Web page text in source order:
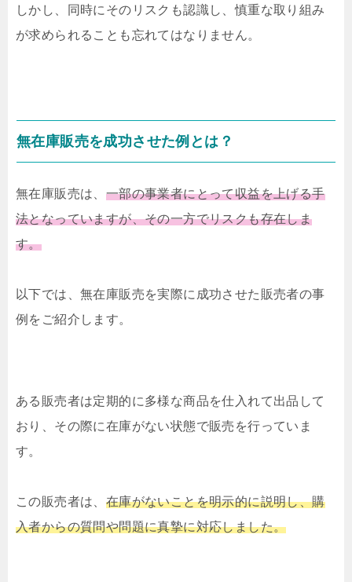
しかし、同時にそのリスクも認識し、慎重な取り組み
が求められることも忘れてはなりません。
無在庫販売を成功させた例とは？
無在庫販売は、 一部の事業者にとって収益を上げる手
法となっていますが、その一方でリスクも存在しま
す。
以下では、無在庫販売を実際に成功させた販売者の事
例をご紹介します。
ある販売者は定期的に多様な商品を仕入れて出品して
おり、その際に在庫がない状態で販売を行っていま
す。
この販売者は、 在庫がないことを明示的に説明し、購
入者からの質問や問題に真摯に対応しました。